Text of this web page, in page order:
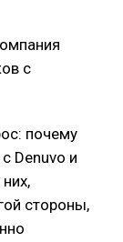
с
почему
Denuvo и
стороны,